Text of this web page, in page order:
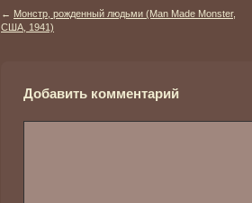
← Монстр, рожденный людьми (Man Made Monster,
США, 1941)
Добавить комментарий